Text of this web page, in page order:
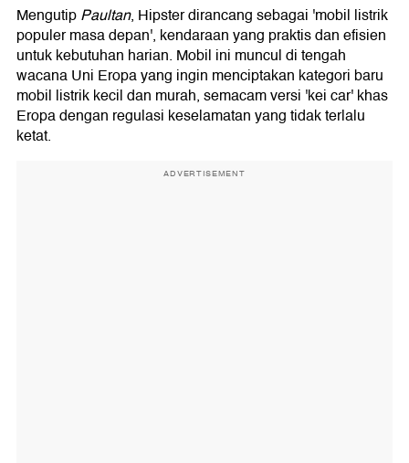
MengutipPaultan, Hipster dirancang sebagai 'mobil listrik
populer masa depan', kendaraan yang praktis dan efisien
untuk kebutuhan harian. Mobil ini muncul di tengah
wacana Uni Eropa yang ingin menciptakan kategori baru
mobil listrik kecil dan murah, semacam versi 'kei car' khas
Eropa dengan regulasi keselamatan yang tidak terlalu
ketat.
ADVERTISEMENT